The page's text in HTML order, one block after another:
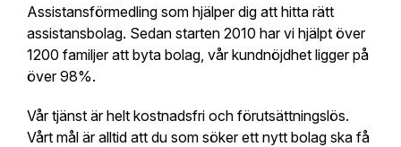
Assistansförmedling som hjälper dig att hitta rätt
assistansbolag. Sedan starten 2010 har vi hjälpt över
1200 familjer att byta bolag, vår kundnöjdhet ligger på
över 98%.
Vår tjänst är helt kostnadsfri och förutsättningslös.
Vårt mål är alltid att du som söker ett nytt bolag ska få